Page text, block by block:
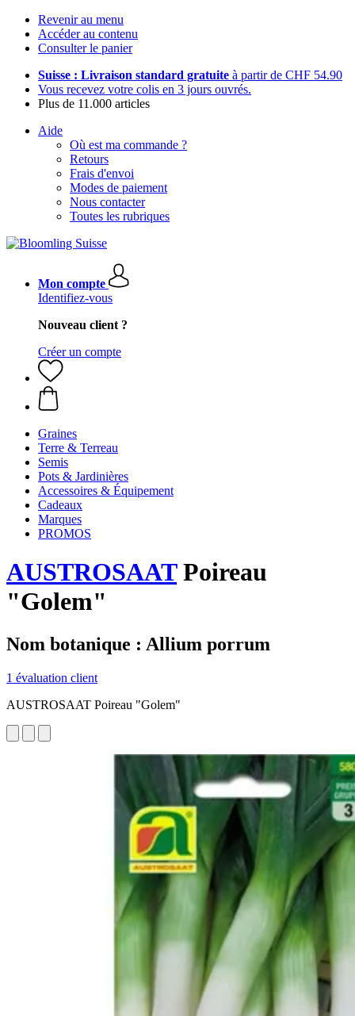
Revenir au menu
Accéder au contenu
Consulter le panier
Suisse : Livraison standard gratuite à partir de CHF 54.90
Vous recevez votre colis en 3 jours ouvrés.
Plus de 11.000 articles
Aide
Où est ma commande ?
Retours
Frais d'envoi
Modes de paiement
Nous contacter
Toutes les rubriques
Mon compte
Identifiez-vous
Nouveau client ?
Créer un compte
Graines
Terre & Terreau
Semis
Pots & Jardinières
Accessoires & Équipement
Cadeaux
Marques
PROMOS
AUSTROSAATPoireau
"Golem"
Nom botanique : Allium porrum
1 évaluation client
AUSTROSAAT Poireau "Golem"